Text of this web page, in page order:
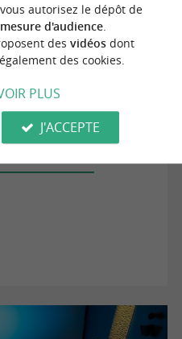
autorisez le dépôt de
mesure d'audience.
des vidéosdont
des cookies.
PLUS
J'ACCEPTE